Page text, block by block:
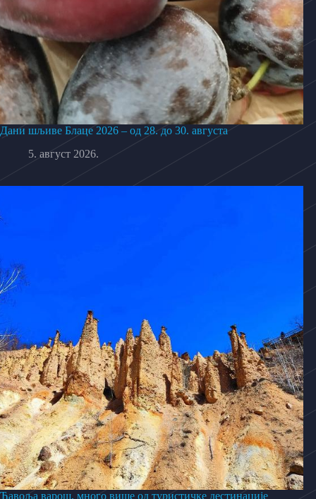
Дани шљиве Блаце 2026 – од 28. до 30. августа
5. август 2026.
Ђавоља варош, много више од туристичке дестинације